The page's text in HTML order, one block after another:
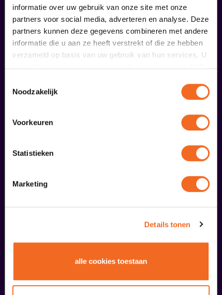
informatie over uw gebruik van onze site met onze
partners voor social media, adverteren en analyse. Deze
partners kunnen deze gegevens combineren met andere
informatie die u aan ze heeft verstrekt of die ze hebben
verzameld op basis van uw gebruik van hun services. U
gaat akkoord met onze cookies als u onze website blijft
Noodzakelijk
Voorkeuren
Statistieken
Marketing
Details tonen
alle cookies toestaan
Begin bij SIN
€ 39,50
liefhebbers bestelden ook...
75 jaar Molukkers in NL
01
Kelapa Muda | Try-out
Joenoes Polnaija, Tara Hetharia & Jefta Tanate
v.a. € 21,00| Toneel